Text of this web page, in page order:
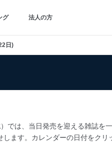
グ 法人の方
日)
では、当日発売を迎える雑誌を
ます。カレンダーの日付をクリ